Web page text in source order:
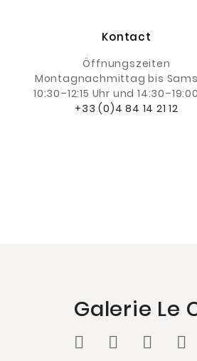
Kontact
Öffnungszeiten
Montagnachmittag bis
10:30–12:15 Uhr und
+33 (0)4 84 14 21 12
Galerie Le